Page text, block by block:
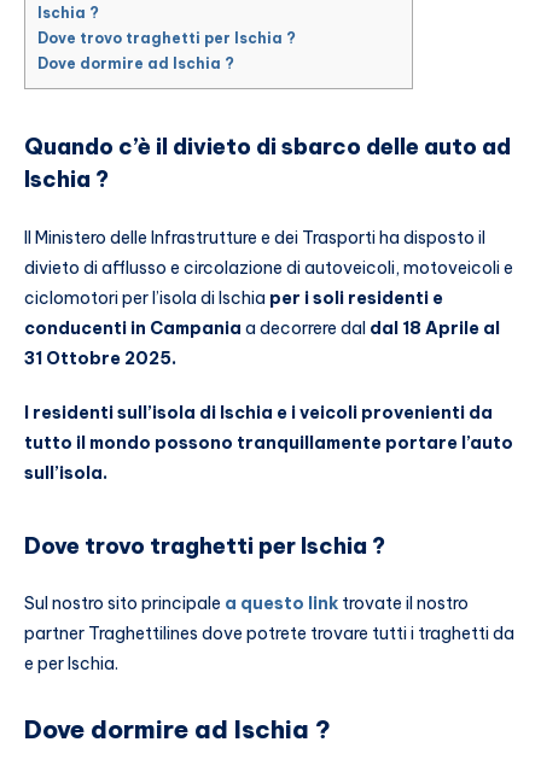
Ischia ?
Dove trovo traghetti per Ischia ?
Dove dormire ad Ischia ?
Quando c’è il divieto di sbarco delle auto ad
Ischia ?
Il Ministero delle Infrastrutture e dei Trasporti ha disposto il
divieto di afflusso e circolazione di autoveicoli, motoveicoli e
ciclomotori per l’isola di Ischia per i soli residenti e
conducenti in Campania a decorrere dal dal 18 Aprile al
31 Ottobre 2025.
I residenti sull’isola di Ischia e i veicoli provenienti da
tutto il mondo possono tranquillamente portare l’auto
sull’isola.
Dove trovo traghetti per Ischia ?
Sul nostro sito principale a questo link trovate il nostro
partner Traghettilines dove potrete trovare tutti i traghetti da
e per Ischia.
Dove dormire ad Ischia ?